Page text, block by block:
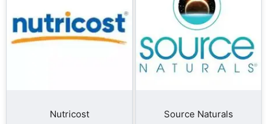
Nutricost Source Naturals